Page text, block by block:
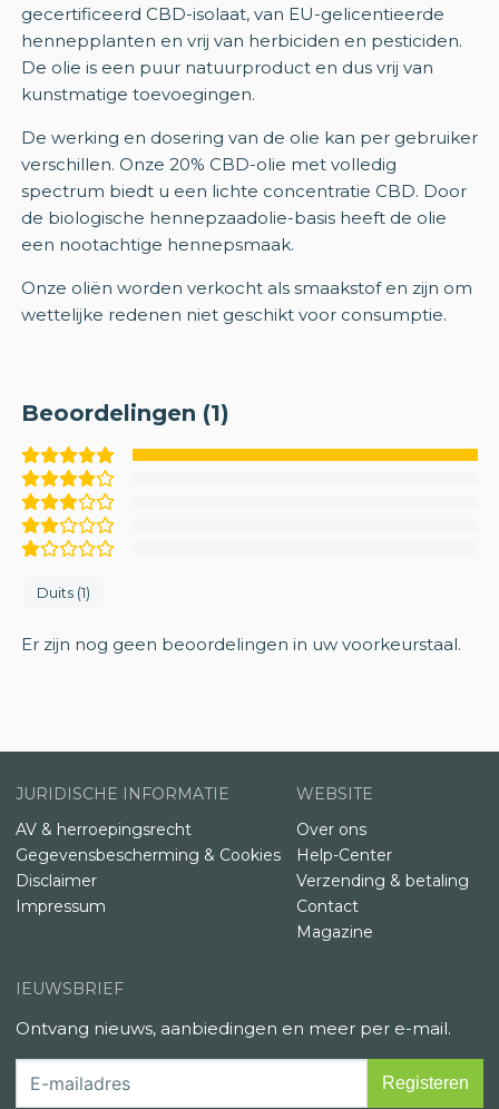
gecertificeerd CBD-isolaat, van EU-gelicentieerde
hennepplanten en vrij van herbiciden en pesticiden.
De olie is een puur natuurproduct en dus vrij van
kunstmatige toevoegingen.
De werking en dosering van de olie kan per gebruiker
verschillen. Onze 20% CBD-olie met volledig
spectrum biedt u een lichte concentratie CBD. Door
de biologische hennepzaadolie-basis heeft de olie
een nootachtige hennepsmaak.
Onze oliën worden verkocht als smaakstof en zijn om
wettelijke redenen niet geschikt voor consumptie.
Beoordelingen (1)
Duits (1)
Er zijn nog geen beoordelingen in uw voorkeurstaal.
JURIDISCHE INFORMATIE
AV & herroepingsrecht
Gegevensbescherming & Cookies
Disclaimer
Impressum
WEBSITE
Over ons
Help-Center
Verzending & betaling
Contact
Magazine
IEUWSBRIEF
Ontvang nieuws, aanbiedingen en meer per e-mail.